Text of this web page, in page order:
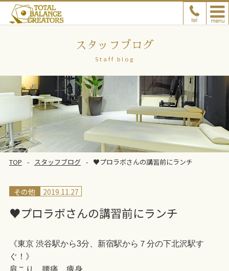
スタッフブログ
Staff blog
TOP スタッフブログ ♥プロラボさんの講習前にランチ
その他 2019.11.27
♥プロラボさんの講習前にランチ
《東京 渋谷駅から3分、新宿駅から７分の下北沢駅す
ぐ！》